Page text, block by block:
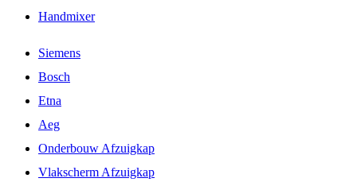
Handmixer
Siemens
Bosch
Etna
Aeg
Onderbouw Afzuigkap
Vlakscherm Afzuigkap